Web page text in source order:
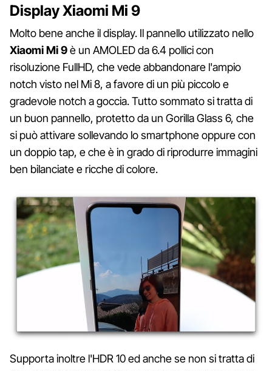
Display Xiaomi Mi 9
Molto bene anche il display. Il pannello utilizzato nello
Xiaomi Mi 9è un AMOLED da 6.4 pollici con
risoluzione FullHD, che vede abbandonare l'ampio
notch visto nel Mi 8, a favore di un più piccolo e
gradevole notch a goccia. Tutto sommato si tratta di
un buon pannello, protetto da un Gorilla Glass 6, che
si può attivare sollevando lo smartphone oppure con
un doppio tap, e che è in grado di riprodurre immagini
ben bilanciate e ricche di colore.
Supporta inoltre l'HDR 10 ed anche se non si tratta di